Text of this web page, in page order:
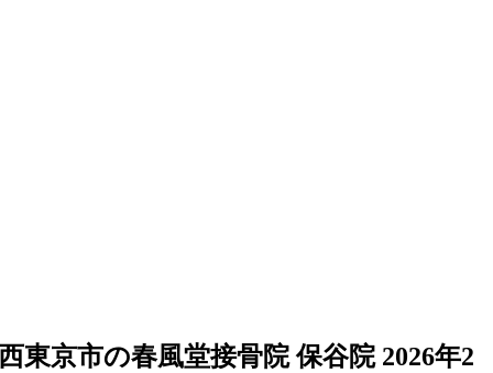
東京市の春風堂接骨院 保谷院 2026年2